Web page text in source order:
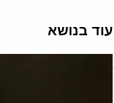
עוד בנושא